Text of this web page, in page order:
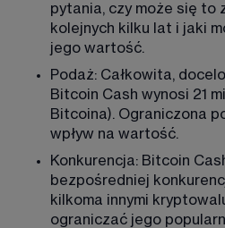
pytania, czy może się to
kolejnych kilku lat i jaki
jego wartość.
Podaż: Całkowita,
Bitcoin Cash wynosi 21
Bitcoina). Ograniczona
wpływ na wartość.
Konkurencja: Bitcoin
bezpośredniej
kilkoma innymi
ograniczać jego